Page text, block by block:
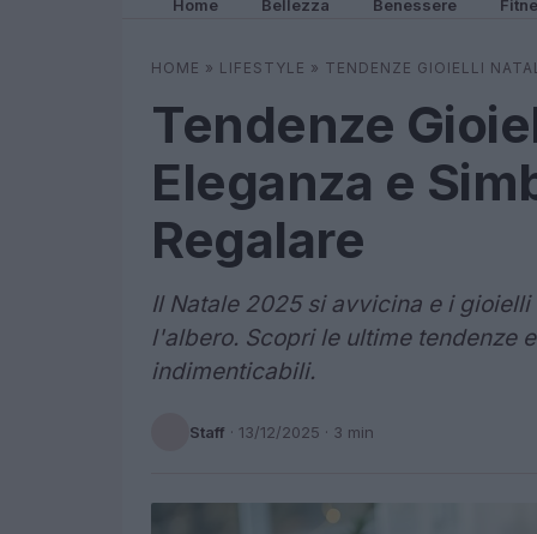
Home Bellezza Benessere
HOME » LIFESTYLE » TENDENZE GIOIELLI
Tendenze
Eleganza e
Regalare
Il Natale 2025 si avvicina e i
l'albero. Scopri le ultime tendenze
indimenticabili.
Staff · 13/12/2025 · 3 min